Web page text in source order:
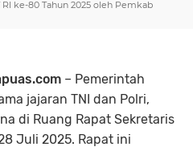
ke-80 Tahun 2025 oleh Pemkab
– Pemerintah
jajaran TNI dan Polri,
di Ruang Rapat Sekretaris
Juli 2025. Rapat ini